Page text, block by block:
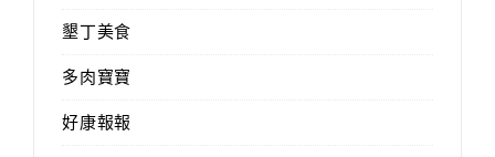
墾丁美食
多肉寶寶
好康報報